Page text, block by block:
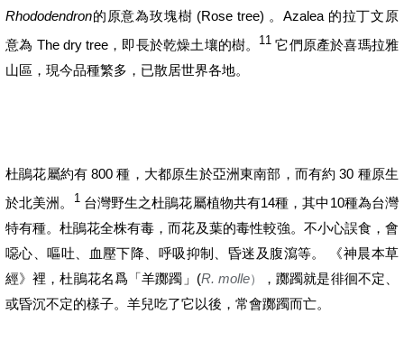
Rhododendron的原意為玫塊樹 (Rose tree) 。 Azalea 的拉丁文原
意為 The dry tree，即長於乾燥土壤的樹。 11 它們原產於喜瑪拉雅
山區，現今品種繁多，已散居世界各地。
杜鵑花屬約有 800種，大都原生於亞洲東南部，而有約 30 種原生
於北美洲。
1 台灣野生之杜鵑花屬植物共有14種，其中 10種為台灣
特有種。杜鵑花全株有毒，而花及葉的毒性較強。不小心誤食，會
噁心、嘔吐、血壓下降、呼吸抑制、昏迷及腹瀉等。
《神晨本草
經》裡，杜鵑花名爲「羊躑躅」 (R. molle）
，躑躅就是徘徊不定、
或昏沉不定的樣子。羊兒吃了它以後，常會躑躅而亡。